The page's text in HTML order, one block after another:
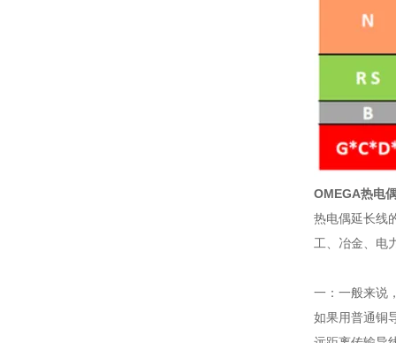
OMEGA热电
热电偶延长线
工、冶金、电
一：一般来说
如果用普通铜